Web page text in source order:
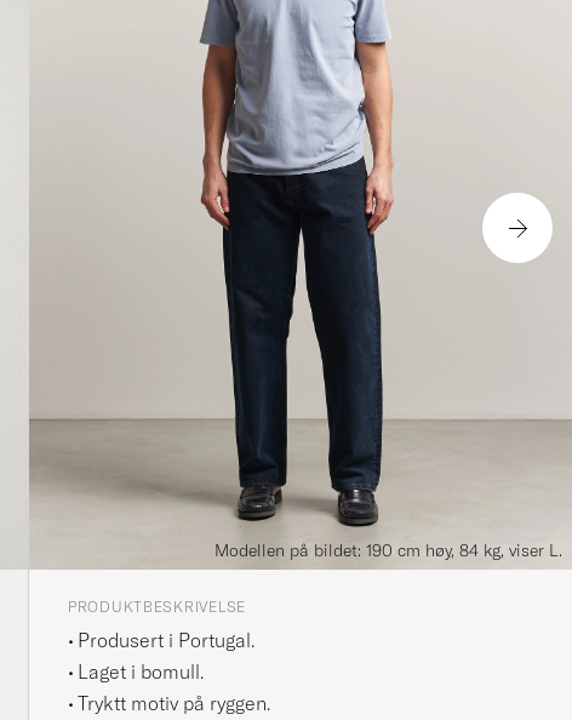
Modellen på bildet: 190 cm høy, 84 kg, viser L.
PRODUKTBESKRIVELSE
Produsert i Portugal.
Laget i bomull.
Tryktt motiv på ryggen.